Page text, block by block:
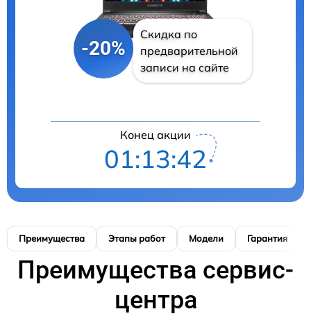
-20%
Скидка по
предварительной
записи на сайте
Конец акции
01:13:41
Преимущества Этапы работ Модели Гарантия
Преимущества сервис-
центра